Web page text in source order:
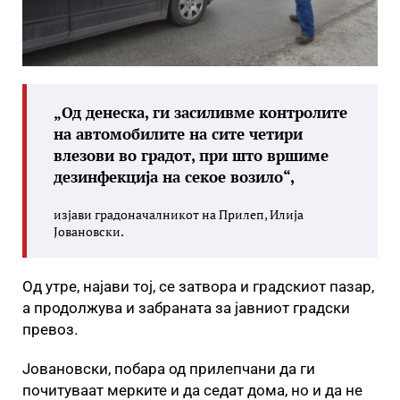
„Од денеска, ги засиливме контролите
на автомобилите на сите четири
влезови во градот, при што вршиме
дезинфекција на секое возило“,
изјави градоначалникот на Прилеп, Илија
Јовановски.
Од утре, најави тој, се затвора и градскиот пазар,
а продолжува и забраната за јавниот градски
превоз.
Јовановски, побара од прилепчани да ги
почитуваат мерките и да седат дома, но и да не